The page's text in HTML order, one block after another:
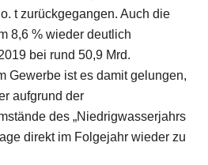
t zurückgegangen. Auch die
8,6 % wieder deutlich
bei rund 50,9 Mrd.
Gewerbe ist es damit gelungen,
aufgrund der
des „Niedrigwasserjahrs
direkt im Folgejahr wieder zu